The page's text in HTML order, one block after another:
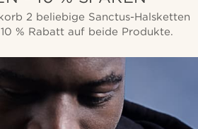
2 beliebige Sanctus-Halsketten
% Rabatt auf beide Produkte.